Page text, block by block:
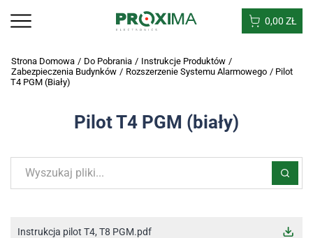
0,00 ZŁ
Strona Domowa / Do Pobrania / Instrukcje Produktów /
Zabezpieczenia Budynków / Rozszerzenie Systemu Alarmowego / Pilot
T4 PGM (biały)
Pilot T4 PGM (biały)
Instrukcja pilot T4, T8 PGM.pdf